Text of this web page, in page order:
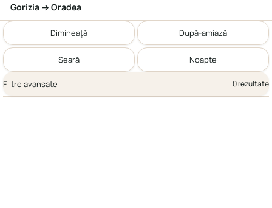
Gorizia → Oradea
Dimineață După-amiază
Seară Noapte
Filtre avansate 0 rezultate